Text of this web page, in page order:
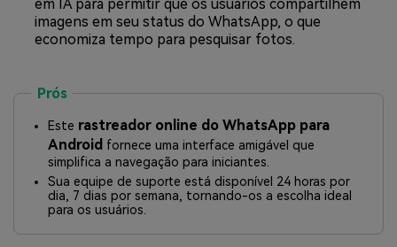
em IA para permitir que os usuários compartilhem
imagens em seu status do WhatsApp, o que
economiza tempo para pesquisar fotos.
Prós
Este rastreador online do WhatsApp para
Android fornece uma interface amigável que
simplifica a navegação para iniciantes.
Sua equipe de suporte está disponível 24 horas por
dia, 7 dias por semana, tornando-os a escolha ideal
para os usuários.